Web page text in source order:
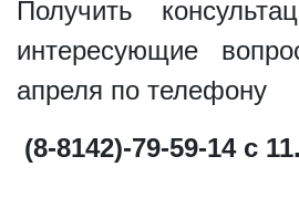
Получить
интересующие
апреля по телефону
(8-8142)-79-59-14 с